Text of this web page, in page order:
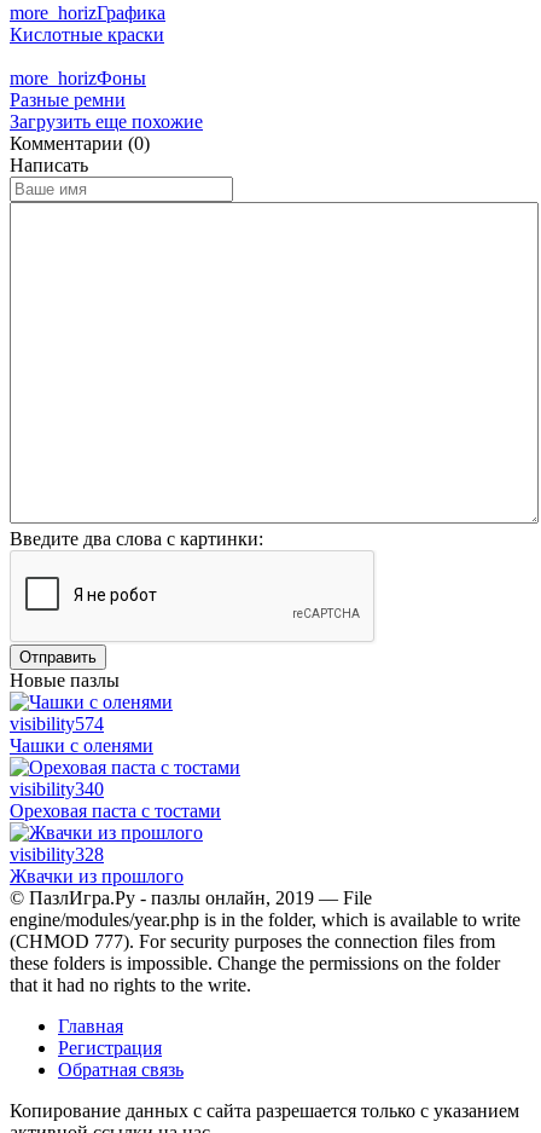
more_horizГрафика
Кислотные краски
more_horizФоны
Разные ремни
Загрузить еще похожие
Комментарии (0)
Написать
Введите два слова с картинки:
Отправить
Новые пазлы
visibility574
Чашки с оленями
visibility340
Ореховая паста с тостами
visibility328
Жвачки из прошлого
© ПазлИгра.Ру - пазлы онлайн, 2019 — File
engine/modules/year.php is in the folder, which is available to write
(CHMOD 777). For security purposes the connection files from
these folders is impossible. Change the permissions on the folder
that it had no rights to the write.
Главная
Регистрация
Обратная связь
Копирование данных с сайта разрешается только с указанием